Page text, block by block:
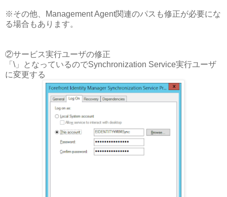
※その他、Management Agent関連のパスも修正が必要にな
る場合もあります。
②サービス実行ユーザの修正
「\」となっているのでSynchronization Service実行ユーザ
に変更する